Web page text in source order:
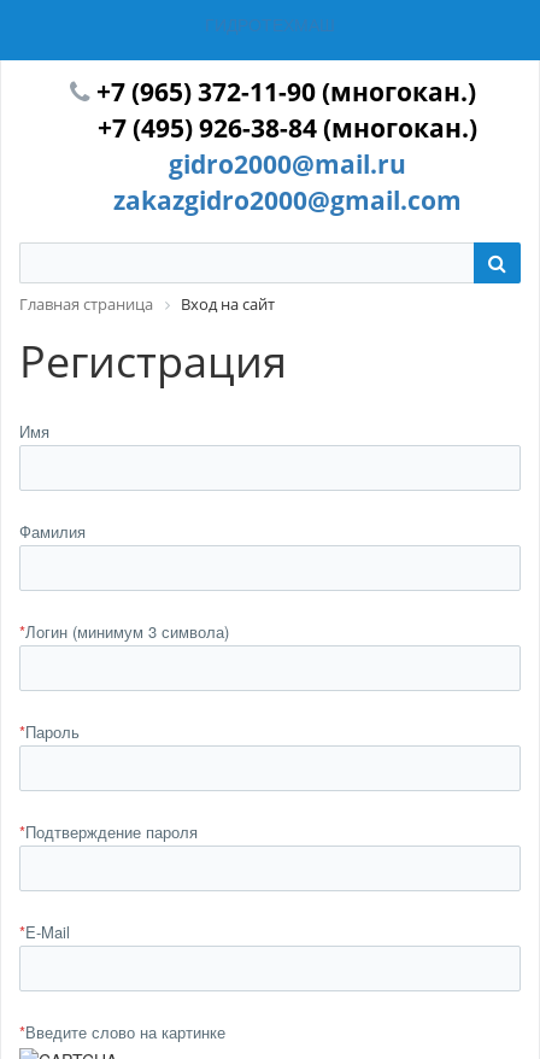
ГИДРОТЕХМАШ
+7 (965) 372-11-90 (многокан.)
+7 (495) 926-38-84 (многокан.)
gidro2000@mail.ru
zakazgidro2000@gmail.com
Главная страница Вход на сайт
Регистрация
Имя
Фамилия
*Логин (минимум 3 символа)
*Пароль
*Подтверждение пароля
*E-Mail
*Введите слово на картинке